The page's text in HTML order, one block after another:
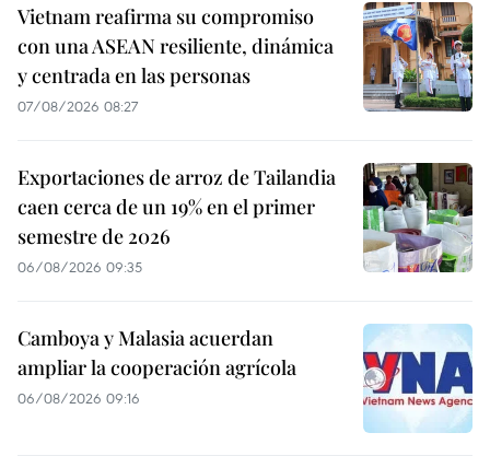
Vietnam reafirma su compromiso
con una ASEAN resiliente, dinámica
y centrada en las personas
07/08/2026 08:27
Exportaciones de arroz de Tailandia
caen cerca de un 19% en el primer
semestre de 2026
06/08/2026 09:35
Camboya y Malasia acuerdan
ampliar la cooperación agrícola
06/08/2026 09:16